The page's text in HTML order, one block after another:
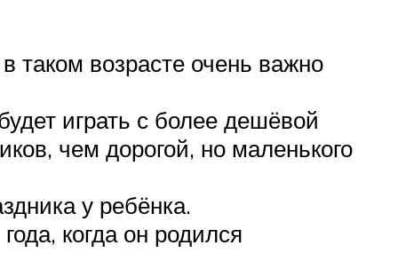
таком возрасте очень важно
играть с более дешёвой
чем дорогой, но маленького
у ребёнка.
когда он родился